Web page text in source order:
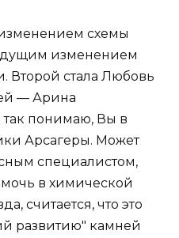
схемы
изменением
Второй стала Любовь
— Арина
так понимаю, Вы в
Арсагеры. Может
специалистом,
в химической
считается, что это
развитию" камней